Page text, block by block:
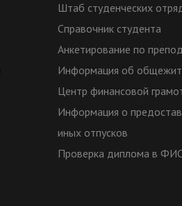
Штаб студенческих
Справочник студента
Анкетирование по
Информация об
Центр финансовой
Информация о
иных отпусков
Проверка диплома в